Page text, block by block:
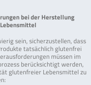
bei der Herstellung
sein, sicherzustellen, dass
tatsächlich glutenfrei
müssen im
berücksichtigt werden,
glutenfreier Lebensmittel zu